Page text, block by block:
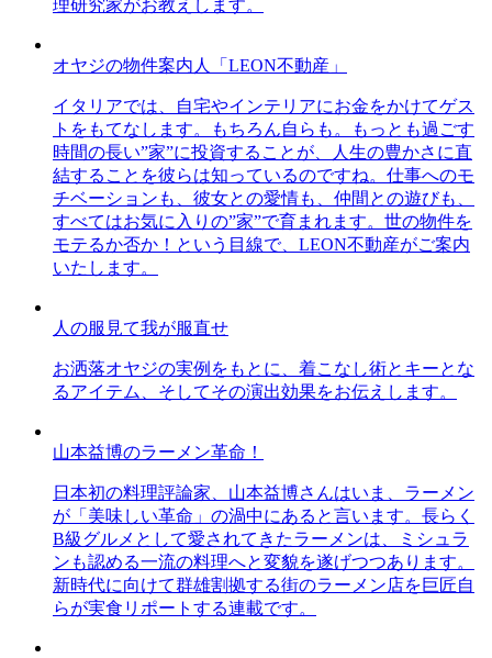
理研究家がお教えします。
オヤジの物件案内人「LEON不動産」
イタリアでは、自宅やインテリアにお金をかけてゲス
トをもてなします。もちろん自らも。もっとも過ごす
時間の長い”家”に投資することが、人生の豊かさに直
結することを彼らは知っているのですね。仕事へのモ
チベーションも、彼女との愛情も、仲間との遊びも、
すべてはお気に入りの”家”で育まれます。世の物件を
モテるか否か！という目線で、LEON不動産がご案内
いたします。
人の服見て我が服直せ
お洒落オヤジの実例をもとに、着こなし術とキーとな
るアイテム、そしてその演出効果をお伝えします。
山本益博のラーメン革命！
日本初の料理評論家、山本益博さんはいま、ラーメン
が「美味しい革命」の渦中にあると言います。長らく
B級グルメとして愛されてきたラーメンは、ミシュラ
ンも認める一流の料理へと変貌を遂げつつあります。
新時代に向けて群雄割拠する街のラーメン店を巨匠自
らが実食リポートする連載です。